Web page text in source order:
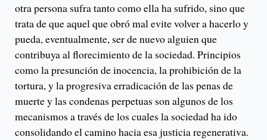
otra persona sufra tanto como ella ha sufrido, sino que
trata de que aquel que obró mal evite volver a hacerlo y
pueda, eventualmente, ser de nuevo alguien que
contribuya al florecimiento de la sociedad. Principios
como la presunción de inocencia, la prohibición de la
tortura, y la progresiva erradicación de las penas de
muerte y las condenas perpetuas son algunos de los
mecanismos a través de los cuales la sociedad ha ido
consolidando el camino hacia esa justicia regenerativa.